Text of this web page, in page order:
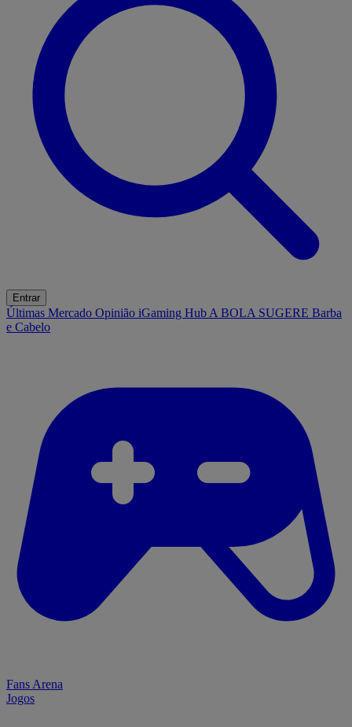
Entrar
Últimas Mercado Opinião iGaming Hub A BOLA SUGERE Barba
e Cabelo
Fans Arena
Jogos